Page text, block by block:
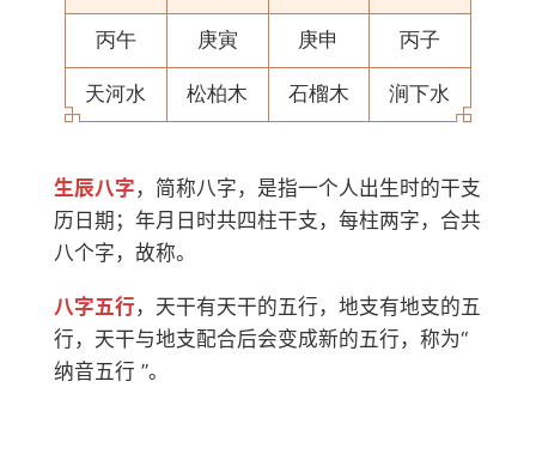
丙午 庚寅 庚申 丙子
天河水 松柏木 石榴木 涧下水
生辰八字 ，简称八字，是指一个人出生时的干支
历日期；年月日时共四柱干支，每柱两字，合共
八个字，故称。
八字五行 ，天干有天干的五行，地支有地支的五
行，天干与地支配合后会变成新的五行，称为“
纳音五行 ”。